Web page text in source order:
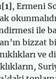
[1], Ermeni
ile
bizzat
ve